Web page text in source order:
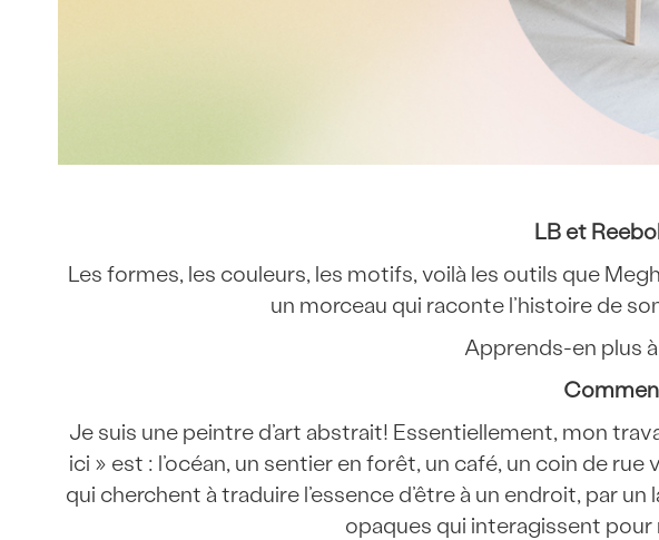
LB et
Les formes, les couleurs, les motifs, voilà les outils que
un morceau qui raconte l’histoire de
Apprends-en plus
Je suis une peintre d’art abstrait! Essentiellement, mon
ici » est : l’océan, un sentier en forêt, un café, un coin de
qui cherchent à traduire l’essence d’être à un endroit, par
opaques qui interagissent